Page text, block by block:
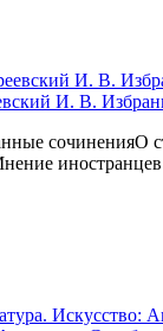
И. В.
сочиненияО